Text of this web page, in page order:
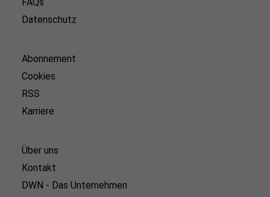
Datenschutz
Abonnement
Cookies
RSS
Karriere
Über uns
Kontakt
DWN - Das Unternehmen